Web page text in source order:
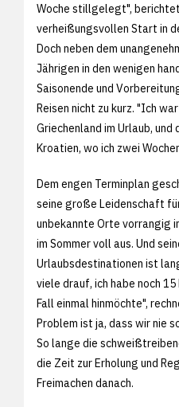
Woche stillgelegt",
verheißungsvollen Start in
Doch neben dem
Jährigen in den wenigen
Saisonende und
Reisen nicht zu kurz. "Ich
Griechenland im Urlaub, und
Kroatien, wo ich zwei
Dem engen Terminplan
seine große Leidenschaft
unbekannte Orte vorrangig
im Sommer voll aus. Und
Urlaubsdestinationen ist
viele drauf, ich habe noch
Fall einmal hinmöchte",
Problem ist ja, dass wir nie
So lange die
die Zeit zur Erholung und
Freimachen danach.